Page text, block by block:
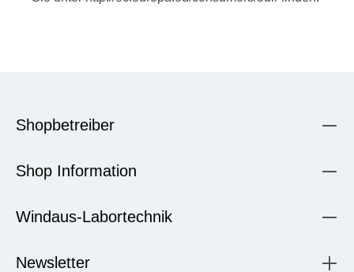
Shopbetreiber
Shop Information
Windaus-Labortechnik
Newsletter